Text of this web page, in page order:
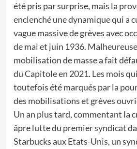
été pris par surprise, mais la
enclenché une dynamique qui a
vague massive de grèves avec
de mai et juin 1936.
mobilisation de masse a fait
du Capitole en 2021. Les mois
toutefois été marqués par la
des mobilisations et grèves
Un an plus tard, commentant la
âpre lutte du premier syndicat
Starbucks aux Etats-Unis, un